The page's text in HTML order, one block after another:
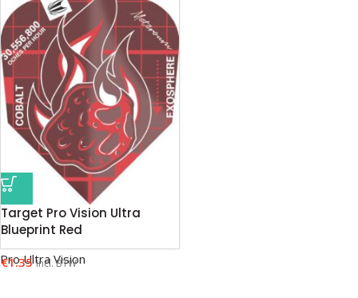
Target Pro Vision Ultra
Blueprint Red
€1.35 Incl. BTW
Pro Ultra Vision